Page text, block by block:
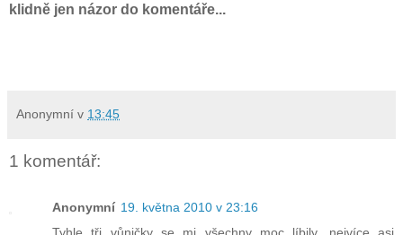
klidně jen názor do komentáře...
Anonymní v 13:45
1 komentář:
Anonymní 19. května 2010 v 23:16